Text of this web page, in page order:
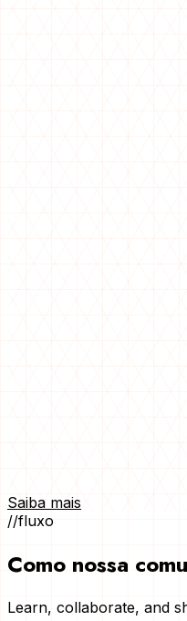
Saiba mais
//fluxo
Como nossa
Learn, collaborate, and